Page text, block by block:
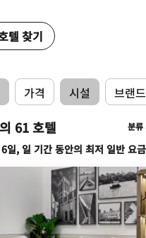
텔 찾기
가격 시설 브랜드
61 호텔 분류
일, 일 기간 동안의 최저 일반 요금